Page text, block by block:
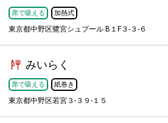
席で吸える 加熱式
東京都中野区鷺宮シュプール B１F３-３-６
みいらく
席で吸える 紙巻き
東京都中野区若宮３-３９-１５